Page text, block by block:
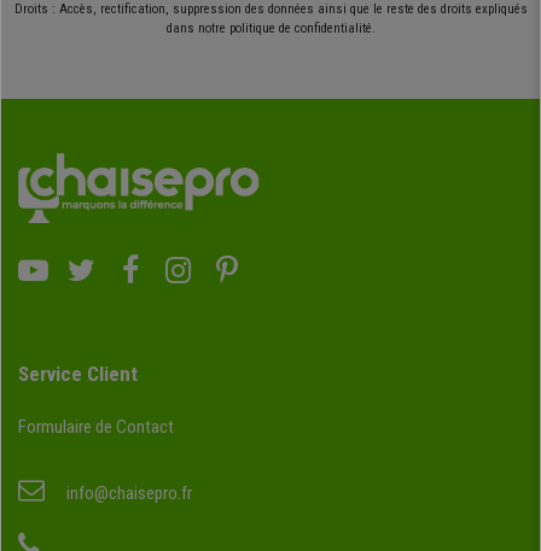
Droits : Accès, rectification, suppression des données ainsi que le reste des droits expliqués
dans notre politique de confidentialité.
Service Client
Formulaire de Contact
info@chaisepro.fr